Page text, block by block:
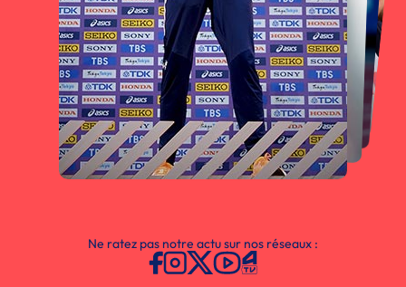
Ne ratez pas notre actu sur nos réseaux :